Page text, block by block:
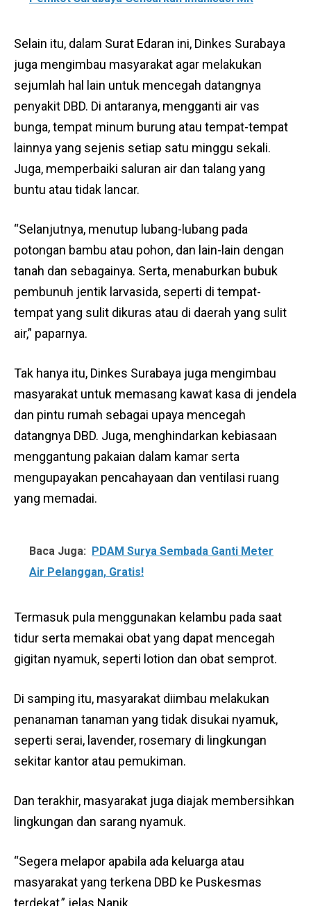
Selain itu, dalam Surat Edaran ini, Dinkes Surabaya
juga mengimbau masyarakat agar melakukan
sejumlah hal lain untuk mencegah datangnya
penyakit DBD. Di antaranya, mengganti air vas
bunga, tempat minum burung atau tempat-tempat
lainnya yang sejenis setiap satu minggu sekali.
Juga, memperbaiki saluran air dan talang yang
buntu atau tidak lancar.
“Selanjutnya, menutup lubang-lubang pada
potongan bambu atau pohon, dan lain-lain dengan
tanah dan sebagainya. Serta, menaburkan bubuk
pembunuh jentik larvasida, seperti di tempat-
tempat yang sulit dikuras atau di daerah yang sulit
air,” paparnya.
Tak hanya itu, Dinkes Surabaya juga mengimbau
masyarakat untuk memasang kawat kasa di jendela
dan pintu rumah sebagai upaya mencegah
datangnya DBD. Juga, menghindarkan kebiasaan
menggantung pakaian dalam kamar serta
mengupayakan pencahayaan dan ventilasi ruang
yang memadai.
Baca Juga: PDAM Surya Sembada Ganti Meter
Air Pelanggan, Gratis!
Termasuk pula menggunakan kelambu pada saat
tidur serta memakai obat yang dapat mencegah
gigitan nyamuk, seperti lotion dan obat semprot.
Di samping itu, masyarakat diimbau melakukan
penanaman tanaman yang tidak disukai nyamuk,
seperti serai, lavender, rosemary di lingkungan
sekitar kantor atau pemukiman.
Dan terakhir, masyarakat juga diajak membersihkan
lingkungan dan sarang nyamuk.
“Segera melapor apabila ada keluarga atau
masyarakat yang terkena DBD ke Puskesmas
terdekat,” jelas Nanik.